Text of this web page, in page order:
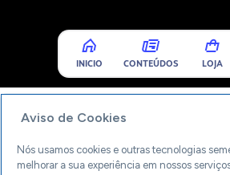
INICIO CONTEÚDOS LOJA
Aviso de Cookies
Nós usamos cookies e outras tecnologias
melhorar a sua experiência em nossos